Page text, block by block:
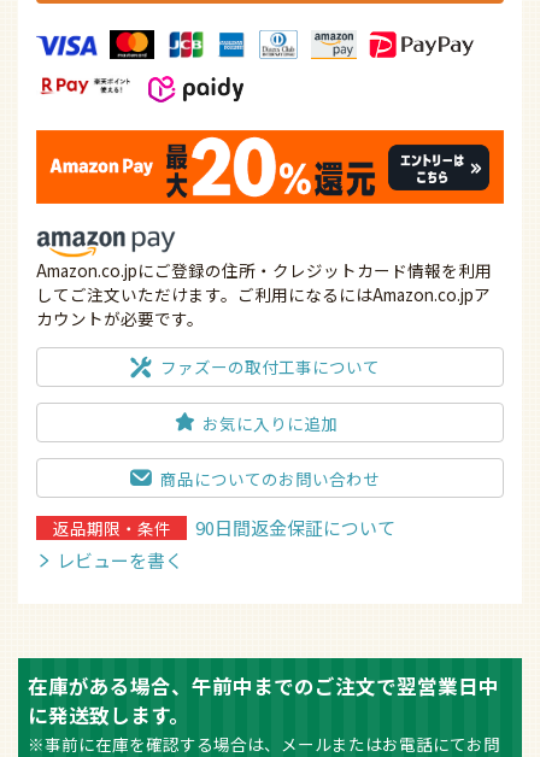
Amazon.co.jpにご登録の住所・クレジットカード情報を利用
してご注文いただけます。ご利用になるにはAmazon.co.jpア
カウントが必要です。
ファズーの取付工事について
お気に入りに追加
商品についてのお問い合わせ
返品期限・条件
90日間返金保証について
レビューを書く
在庫がある場合、午前中までのご注文で翌営業日中
に発送致します。
※事前に在庫を確認する場合は、メールまたはお電話にてお問